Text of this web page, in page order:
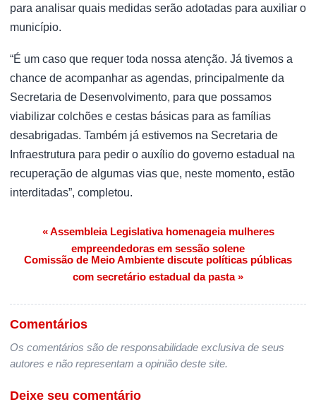
para analisar quais medidas serão adotadas para auxiliar o
município.
“É um caso que requer toda nossa atenção. Já tivemos a
chance de acompanhar as agendas, principalmente da
Secretaria de Desenvolvimento, para que possamos
viabilizar colchões e cestas básicas para as famílias
desabrigadas. Também já estivemos na Secretaria de
Infraestrutura para pedir o auxílio do governo estadual na
recuperação de algumas vias que, neste momento, estão
interditadas”, completou.
Navegação de Post
« Assembleia Legislativa homenageia mulheres
empreendedoras em sessão solene
Comissão de Meio Ambiente discute políticas públicas
com secretário estadual da pasta »
Comentários
Os comentários são de responsabilidade exclusiva de seus
autores e não representam a opinião deste site.
Deixe seu comentário